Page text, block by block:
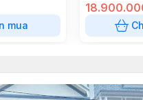
mua
4GB, LAN
khay ổ